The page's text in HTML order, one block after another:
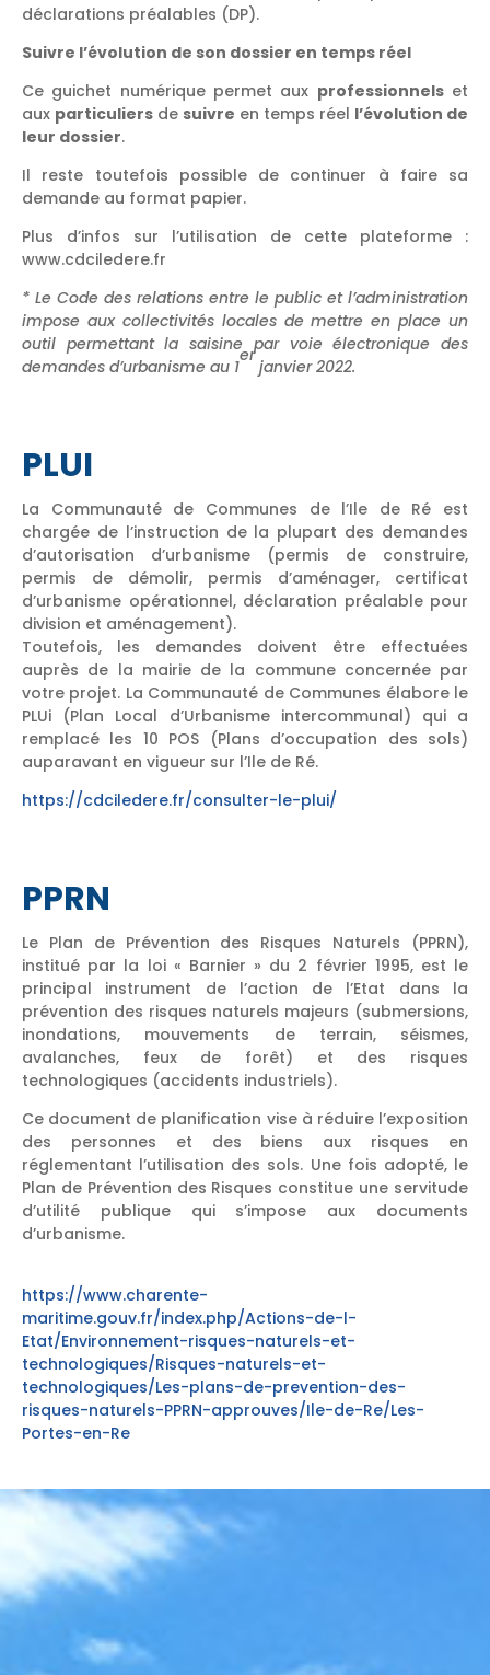
déclarations préalables (DP).
Suivre l’évolution de son dossier en temps réel
Ce guichet numérique permet aux professionnelset
aux particuliers de suivre en temps réel l’évolution de
leur dossier.
Il reste toutefois possible de continuer à faire sa
demande au format papier.
Plus d’infos sur l’utilisation de cette plateforme :
www.cdciledere.fr
* Le Code des relations entre le public et l’administration
impose aux collectivités locales de mettre en place un
outil permettant la saisine par voie électronique des
demandes d’urbanisme au 1
er
janvier 2022.
PLUI
La Communauté de Communes de l’Ile de Ré est
chargée de l’instruction de la plupart des demandes
d’autorisation d’urbanisme (permis de construire,
permis de démolir, permis d’aménager, certificat
d’urbanisme opérationnel, déclaration préalable pour
division et aménagement).
Toutefois, les demandes doivent être effectuées
auprès de la mairie de la commune concernée par
votre projet. La Communauté de Communes élabore le
PLUi (Plan Local d’Urbanisme intercommunal) qui a
remplacé les 10 POS (Plans d’occupation des sols)
auparavant en vigueur sur l’Ile de Ré.
https://cdciledere.fr/consulter-le-plui/
PPRN
Le Plan de Prévention des Risques Naturels (PPRN),
institué par la loi « Barnier » du 2 février 1995, est le
principal instrument de l’action de l’Etat dans la
prévention des risques naturels majeurs (submersions,
inondations, mouvements de terrain, séismes,
avalanches, feux de forêt) et des risques
technologiques (accidents industriels).
Ce document de planification vise à réduire l’exposition
des personnes et des biens aux risques en
réglementant l’utilisation des sols. Une fois adopté, le
Plan de Prévention des Risques constitue une servitude
d’utilité publique qui s’impose aux documents
d’urbanisme.
https://www.charente-
maritime.gouv.fr/index.php/Actions-de-l-
Etat/Environnement-risques-naturels-et-
technologiques/Risques-naturels-et-
technologiques/Les-plans-de-prevention-des-
risques-naturels-PPRN-approuves/Ile-de-Re/Les-
Portes-en-Re